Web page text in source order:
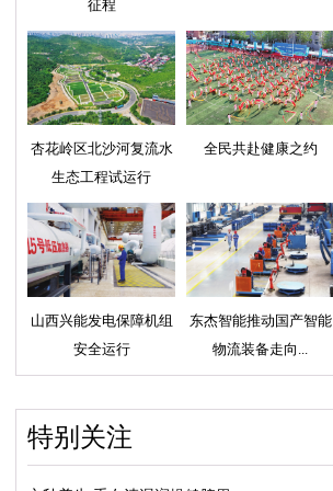
征程
杏花岭区北沙河复流水
生态工程试运行
全民共赴健康之约
山西兴能发电保障机组
安全运行
东杰智能推动国产智能
物流装备走向...
特别关注